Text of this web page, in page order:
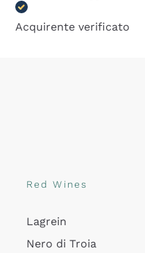
Acquirente verificato
Red Wines
Lagrein
Nero di Troia